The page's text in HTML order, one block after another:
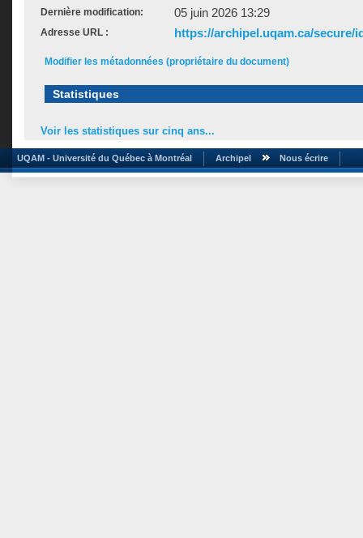
Dernière modification: 05 juin 2026 13:29
Adresse URL : https://archipel.uqam.ca/secure/
Modifier les métadonnées (propriétaire du document)
Statistiques
Voir les statistiques sur cinq ans...
UQAM - Université du Québec à Montréal Archipel Nous écrire